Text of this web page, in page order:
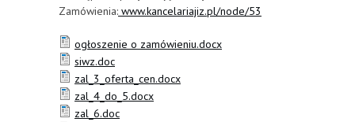
Zamówienia: www.kancelariajiz.pl/node/53
ogłoszenie o zamówieniu.docx
siwz.doc
zal_3_oferta_cen.docx
zal_4_do_5.docx
zal_6.doc